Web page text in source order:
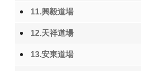
11.興毅道場
12.天祥道場
13.安東道場